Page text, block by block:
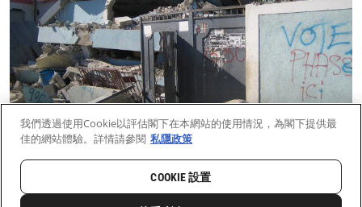
首頁最新動向前線新聞與故事
我們透過使用Cookie以評估閣下在本網站的使用情況，為閣下提供最
佳的網站體驗。詳情請參閱 私隱政策
COOKIE 設置